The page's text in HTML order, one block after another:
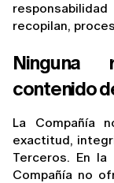
recopilan,
Ninguna
contenido
La Compañía
exactitud,
Terceros. En
Compañía no